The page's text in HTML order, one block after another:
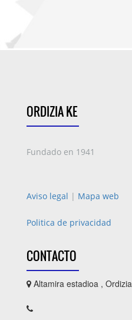
ORDIZIA KE
Fundado en 1941
Aviso legal | Mapa web
Politica de privacidad
CONTACTO
Altamira estadioa , Ordizia